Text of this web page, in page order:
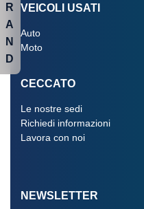
VEICOLI USATI
Auto
Moto
CECCATO
Le nostre sedi
Richiedi informazioni
Lavora con noi
NEWSLETTER
R
A
N
D